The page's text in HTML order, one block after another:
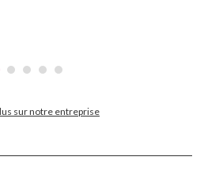
sur notre entreprise